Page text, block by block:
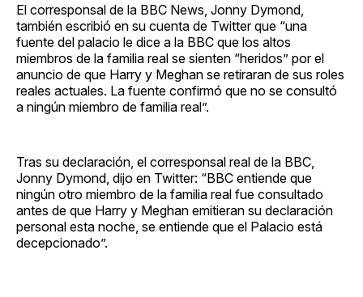
El corresponsal de la BBC News, Jonny Dymond,
también escribió en su cuenta de Twitter que “una
fuente del palacio le dice a la BBC que los altos
miembros de la familia real se sienten “heridos” por el
anuncio de que Harry y Meghan se retiraran de sus roles
reales actuales. La fuente confirmó que no se consultó
a ningún miembro de familia real”.
Tras su declaración, el corresponsal real de la BBC,
Jonny Dymond, dijo en Twitter: “BBC entiende que
ningún otro miembro de la familia real fue consultado
antes de que Harry y Meghan emitieran su declaración
personal esta noche, se entiende que el Palacio está
decepcionado”.